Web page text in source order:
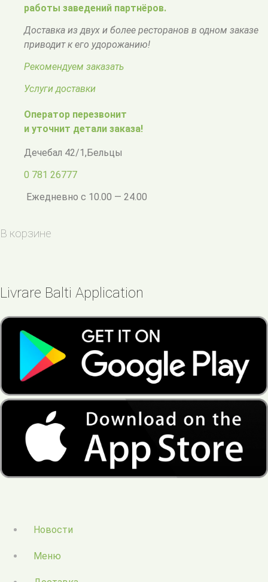
работы заведений партнёров.
Доставка из двух и более ресторанов в одном заказе
приводит к его удорожанию!
Рекомендуем заказать
Услуги доставки
Оператор перезвонит
и уточнит детали заказа!
Дечебал 42/1,Бельцы
0 781 26777
Ежедневно с 10.00 — 24.00
В корзине
Livrare Balti Application
Новости
Меню